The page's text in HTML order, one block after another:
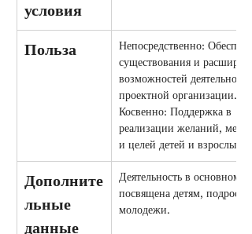
условия
Польза
Непосредственно:
существования и
возможностей деятельности
проектной организации.
Косвенно: Поддержка в
реализации желаний,
и целей детей и взрослых
Дополните
льные
данные
Деятельность в основном
посвящена детям,
молодежи.